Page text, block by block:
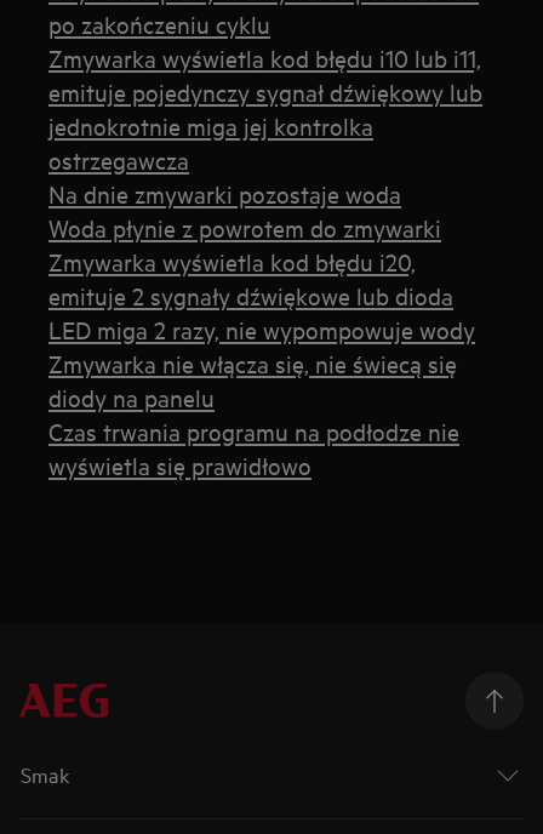
po zakończeniu cyklu
Zmywarka wyświetla kod błędu i10 lub i11,
emituje pojedynczy sygnał dźwiękowy lub
jednokrotnie miga jej kontrolka
ostrzegawcza
Na dnie zmywarki pozostaje woda
Woda płynie z powrotem do zmywarki
Zmywarka wyświetla kod błędu i20,
emituje 2 sygnały dźwiękowe lub dioda
LED miga 2 razy, nie wypompowuje wody
Zmywarka nie włącza się, nie świecą się
diody na panelu
Czas trwania programu na podłodze nie
wyświetla się prawidłowo
Smak